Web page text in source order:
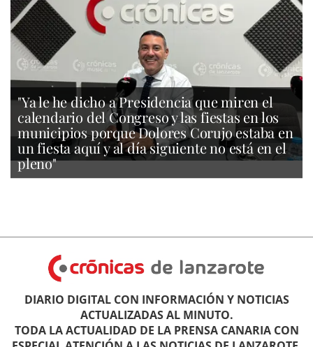
"Ya le he dicho a Presidencia que miren el
calendario del Congreso y las fiestas en los
municipios porque Dolores Corujo estaba en
un fiesta aquí y al día siguiente no está en el
pleno"
DIARIO DIGITAL CON INFORMACIÓN Y NOTICIAS
ACTUALIZADAS AL MINUTO.
TODA LA ACTUALIDAD DE LA PRENSA CANARIA CON